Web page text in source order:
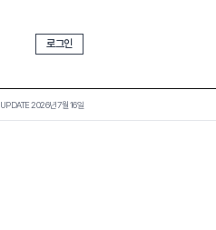
로그인
UPDATE 2026년 7월 16일